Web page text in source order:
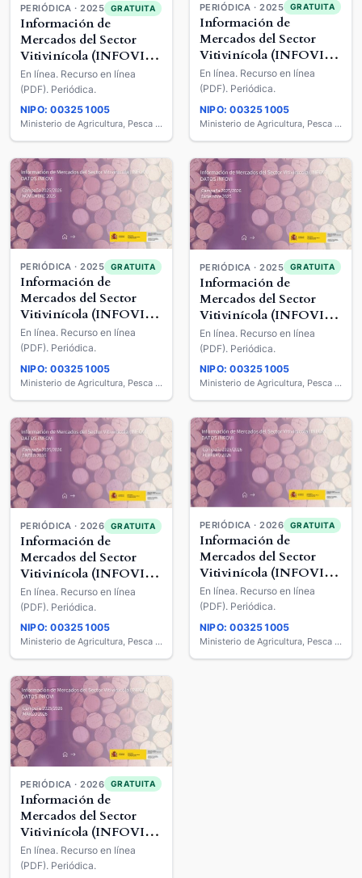
PERIÓDICA · 2025 GRATUITA
Información de
Mercados del Sector
Vitivinícola (INFOVI) :
Datos INFOVI
En línea. Recurso en línea
(PDF). Periódica.
NIPO: 003251005
Ministerio de Agricultura, Pesca y Alimentación
PERIÓDICA · 2025 GRATUITA
Información de
Mercados del Sector
Vitivinícola (INFOVI) :
Datos INFOVI
En línea. Recurso en línea
(PDF). Periódica.
NIPO: 003251005
Ministerio de Agricultura, Pesca y Alimentación
PERIÓDICA · 2025 GRATUITA
Información de
Mercados del Sector
Vitivinícola (INFOVI) :
Datos INFOVI
En línea. Recurso en línea
(PDF). Periódica.
NIPO: 003251005
Ministerio de Agricultura, Pesca y Alimentación
PERIÓDICA · 2025 GRATUITA
Información de
Mercados del Sector
Vitivinícola (INFOVI) :
Datos INFOVI
En línea. Recurso en línea
(PDF). Periódica.
NIPO: 003251005
Ministerio de Agricultura, Pesca y Alimentación
PERIÓDICA · 2026 GRATUITA
Información de
Mercados del Sector
Vitivinícola (INFOVI) :
Datos INFOVI
En línea. Recurso en línea
(PDF). Periódica.
NIPO: 003251005
Ministerio de Agricultura, Pesca y Alimentación
PERIÓDICA · 2026 GRATUITA
Información de
Mercados del Sector
Vitivinícola (INFOVI) :
Datos INFOVI
En línea. Recurso en línea
(PDF). Periódica.
NIPO: 003251005
Ministerio de Agricultura, Pesca y Alimentación
PERIÓDICA · 2026 GRATUITA
Información de
Mercados del Sector
Vitivinícola (INFOVI) :
Datos INFOVI
En línea. Recurso en línea
(PDF). Periódica.